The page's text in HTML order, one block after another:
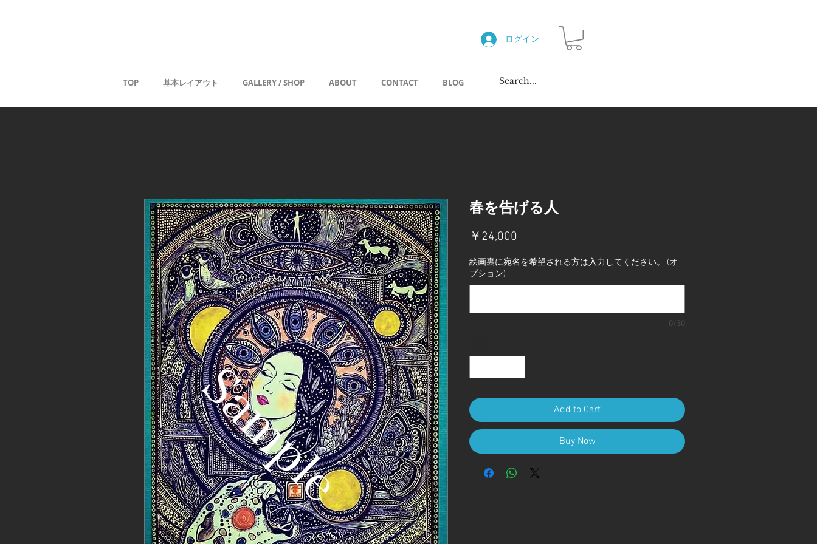
ログイン
TOP 基本レイアウト GALLERY / SHOP ABOUT CONTACT BLOG
春を告げる人
￥24,000
絵画裏に宛名を希望される方は入力してください。 (オ
プション)
0/30
Add to Cart
Buy Now